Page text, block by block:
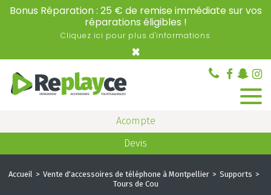
Bonus Réparation : 25 € de remise immédiate sur vos
réparations éligibles !
Cliquez ici pour plus d'informations
×
Acompte
Devis
Accueil Vente d'accessoires de téléphone à Montpellier
Supports
Tours de Cou